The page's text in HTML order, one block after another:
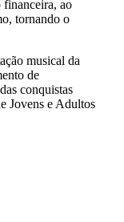
financeira, ao
tornando o
musical da
de
conquistas
Jovens e Adultos